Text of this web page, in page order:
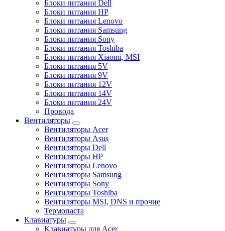
Блоки питания Dell
Блоки питания HP
Блоки питания Lenovo
Блоки питания Samsung
Блоки питания Sony
Блоки питания Toshiba
Блоки питания Xiaomi, MSI
Блоки питания 5V
Блоки питания 9V
Блоки питания 12V
Блоки питания 14V
Блоки питания 24V
Провода
Вентиляторы
Вентиляторы Acer
Вентиляторы Asus
Вентиляторы Dell
Вентиляторы HP
Вентиляторы Lenovo
Вентиляторы Samsung
Вентиляторы Sony
Вентиляторы Toshiba
Вентиляторы MSI, DNS и прочие
Термопаста
Клавиатуры
Клавиатуры для Acer